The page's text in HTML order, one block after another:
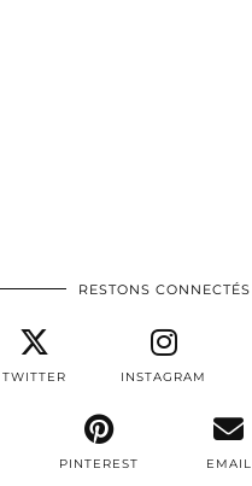
RESTONS CONNECTÉS
TWITTER INSTAGRAM
PINTEREST EMAIL